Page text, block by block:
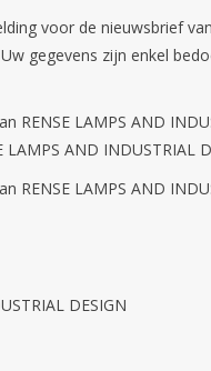
voor de nieuwsbrief
gegevens zijn enkel
RENSE LAMPS AND
AND INDUSTRIAL
RENSE LAMPS AND
DESIGN